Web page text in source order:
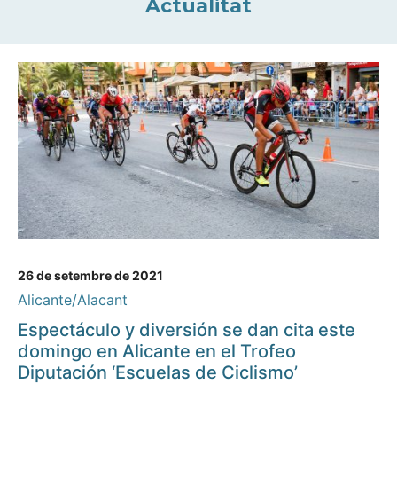
Actualitat
26 de setembre de 2021
Alicante/Alacant
Espectáculo y diversión se dan cita este
domingo en Alicante en el Trofeo
Diputación ‘Escuelas de Ciclismo’